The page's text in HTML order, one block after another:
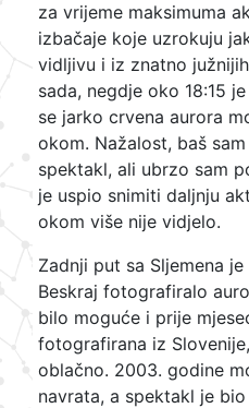
za vrijeme maksimuma
izbačaje koje uzrokuju
vidljivu i iz znatno
sada, negdje oko 18:15
se jarko crvena aurora
okom. Nažalost, baš
spektakl, ali ubrzo sam
je uspio snimiti daljnju
okom više nije vidjelo.
Zadnji put sa Sljemena
Beskraj fotografiralo
bilo moguće i prije
fotografirana iz
oblačno. 2003. godine
navrata, a spektakl je